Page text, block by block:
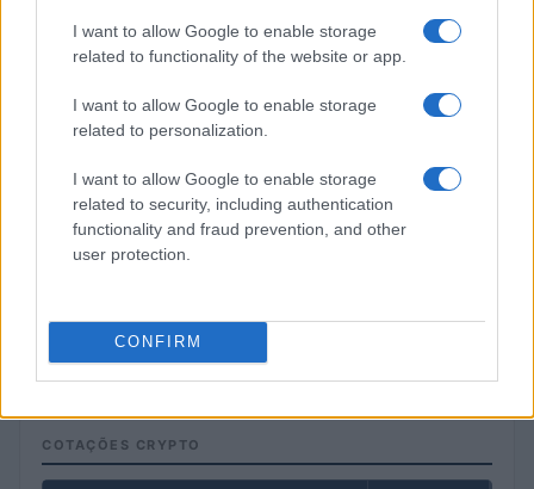
I want to allow Google to enable storage
related to functionality of the website or app.
I want to allow Google to enable storage
related to personalization.
I want to allow Google to enable storage
related to security, including authentication
functionality and fraud prevention, and other
user protection.
CONFIRM
nas intenções de voto
Bruno Costa · 5 ago 2026
COTAÇÕES CRYPTO